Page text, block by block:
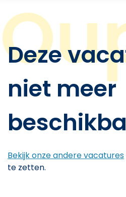
Deze
niet meer
Bekijk onze andere vacatures
te zetten.